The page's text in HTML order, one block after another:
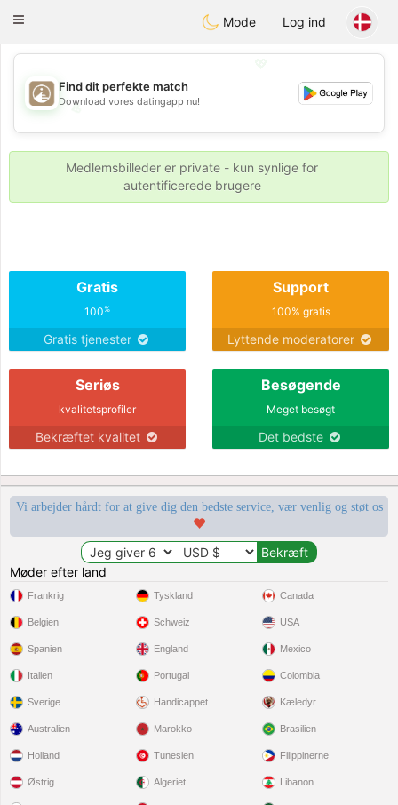
ahebik
Toggle
Mode Log ind
💖
💕
💕
Find dit perfekte match
Download vores datingapp nu!
Medlemsbilleder er private - kun synlige for
autentificerede brugere
Gratis
100%
Gratis tjenester
Support
100% gratis
Lyttende moderatorer
Seriøs
kvalitetsprofiler
Bekræftet kvalitet
Besøgende
Meget besøgt
Det bedste
Vi arbejder hårdt for at give dig den bedste service, vær venlig og støt os
Møder efter land
Frankrig
Belgien
Spanien
Italien
Sverige
Tyskland
Schweiz
England
Portugal
Handicappet
Canada
USA
Mexico
Colombia
Kæledyr
Australien
Holland
Østrig
Marokko
Tunesien
Algeriet
Brasilien
Filippinerne
Libanon